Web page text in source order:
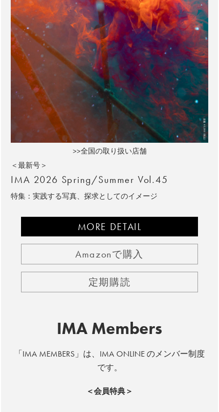
>>全国の取り扱い店舗
＜最新号＞
IMA 2026 Spring/Summer Vol.45
特集：実践する写真、探求としてのイメージ
MORE DETAIL
Amazonで購入
定期購読
IMA Members
「IMA MEMBERS」は、IMA ONLINE のメンバー制度
です。
＜会員特典＞